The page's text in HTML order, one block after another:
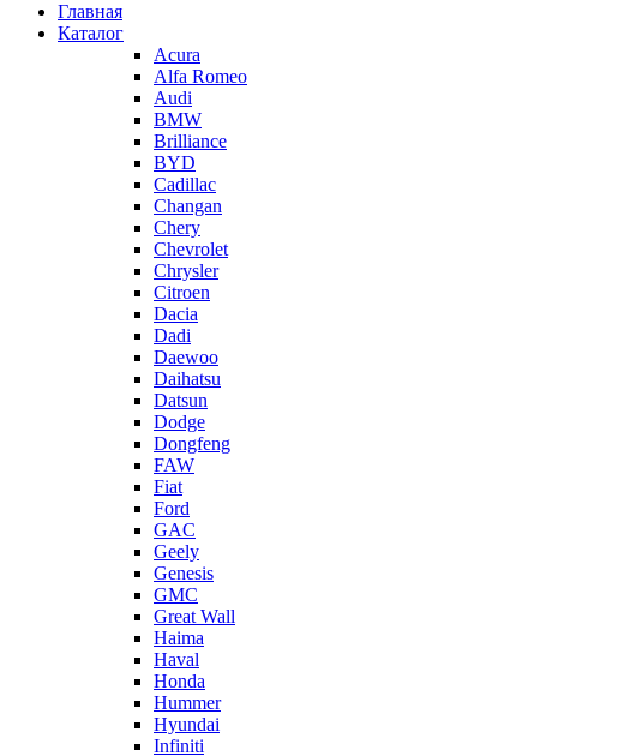
Главная
Каталог
Acura
Alfa Romeo
Audi
BMW
Brilliance
BYD
Cadillac
Changan
Chery
Chevrolet
Chrysler
Citroen
Dacia
Dadi
Daewoo
Daihatsu
Datsun
Dodge
Dongfeng
FAW
Fiat
Ford
GAC
Geely
Genesis
GMC
Great Wall
Haima
Haval
Honda
Hummer
Hyundai
Infiniti